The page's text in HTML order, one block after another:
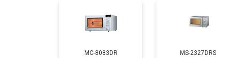
Ремонт платы управления
Замена лампочки
MC-8083DR MS-2327DRS